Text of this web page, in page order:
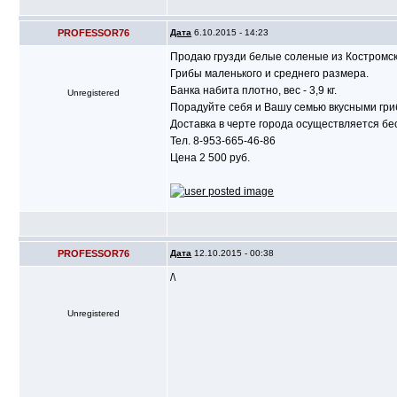
PROFESSOR76 Дата 6.10.2015 - 14:23
Unregistered
Продаю грузди белые соленые из
Грибы маленького и среднего размера.
Банка набита плотно, вес - 3,9 кг.
Порадуйте себя и Вашу семью вкусными
Доставка в черте города осуществляется
Тел. 8-953-665-46-86
Цена 2 500 руб.
PROFESSOR76 Дата 12.10.2015 - 00:38
Unregistered
/\